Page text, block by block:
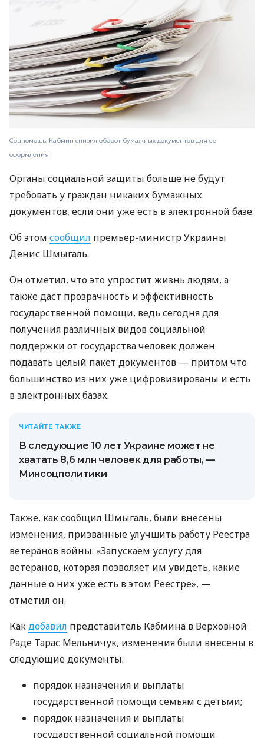
Соцпомощь: Кабмин снизил оборот бумажных документов для ее
оформления
Органы социальной защиты больше не будут
требовать у граждан никаких бумажных
документов, если они уже есть в электронной базе.
Об этом сообщил премьер-министр Украины
Денис Шмыгаль.
Он отметил, что это упростит жизнь людям, а
также даст прозрачность и эффективность
государственной помощи, ведь сегодня для
получения различных видов социальной
поддержки от государства человек должен
подавать целый пакет документов — притом что
большинство из них уже цифровизированы и есть
в электронных базах.
ЧИТАЙТЕ ТАКЖЕ
В следующие 10 лет Украине может не
хватать 8,6 млн человек для работы, —
Минсоцполитики
Также, как сообщил Шмыгаль, были внесены
изменения, призванные улучшить работу Реестра
ветеранов войны. «Запускаем услугу для
ветеранов, которая позволяет им увидеть, какие
данные о них уже есть в этом Реестре», —
отметил он.
Какдобавил представитель Кабмина в Верховной
Раде Тарас Мельничук, изменения были внесены в
следующие документы:
порядок назначения и выплаты
государственной помощи семьям с детьми;
порядок назначения и выплаты
государственной социальной помощи